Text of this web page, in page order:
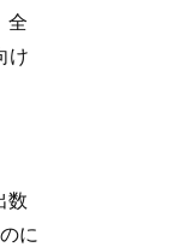
全
け
数
に